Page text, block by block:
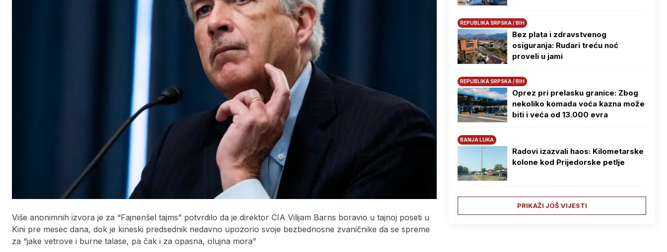
Više anonimnih izvora je za “Fajnenšel tajms” potvrdilo da je direktor CIA Vilijam Barns boravio u tajnoj poseti u
Kini pre mesec dana, dok je kineski predsednik nedavno upozorio svoje bezbednosne zvaničnike da se spreme
za “jake vetrove i burne talase, pa čak i za opasna, olujna mora”
REPUBLIKA SRPSKA / BIH
Bez plata i zdravstvenog
osiguranja: Rudari treću noć
proveli u jami
REPUBLIKA SRPSKA / BIH
Oprez pri prelasku granice: Zbog
nekoliko komada voća kazna može
biti i veća od 13.000 evra
BANJA LUKA
Radovi izazvali haos: Kilometarske
kolone kod Prijedorske petlje
PRIKAŽI JOŠ VIJESTI